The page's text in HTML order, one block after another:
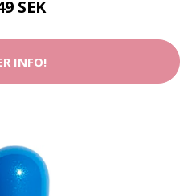
SEK
INFO!